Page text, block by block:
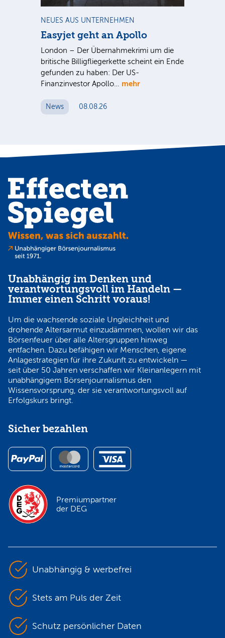
NEUES AUS UNTERNEHMEN
Easyjet geht an Apollo
London – Der Übernahmekrimi um die
britische Billigfliegerkette scheint ein Ende
gefunden zu haben: Der US-
Finanzinvestor Apollo… mehr
News 08.08.26
Unabhängig im Denken und
verantwortungsvoll im Handeln —
Immer einen Schritt voraus!
Um die wachsende soziale Ungleichheit und
drohende Altersarmut einzudämmen, wollen wir das
Börsenfeuer über alle Altersgruppen hinweg
entfachen. Dazu befähigen wir Menschen, eigene
Anlagestrategien für ihre Zukunft zu entwickeln —
seit über 50 Jahren verschaffen wir Kleinanlegern mit
unabhängigem Börsenjournalismus den
Wissensvorsprung, der sie verantwortungsvoll auf
Erfolgskurs bringt.
Sicher bezahlen
Premiumpartner
der DEG
Unabhängig & werbefrei
Stets am Puls der Zeit
Schutz persönlicher Daten